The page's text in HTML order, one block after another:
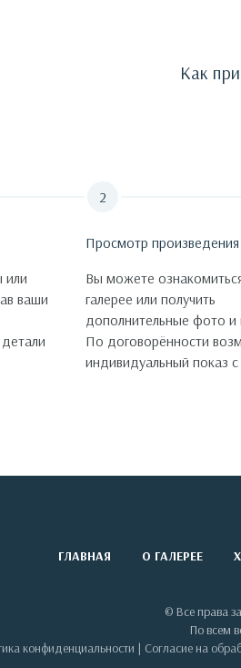
Как
или
ваши
Просмотр произведения
Вы можете
галерее или получить
дополнительные фото и
По договорённости
индивидуальный показ
ГЛАВНАЯ О ГАЛЕРЕЕ
© Все права
По всем
конфиденциальности | Согласие на